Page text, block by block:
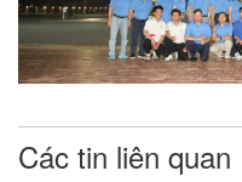
Các tin liên quan